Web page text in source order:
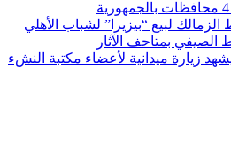
لبيع “بيزيرا” لشباب الأهلي
الصيفي بمتاحف الآثار
زيارة ميدانية لأعضاء مكتبة النشء